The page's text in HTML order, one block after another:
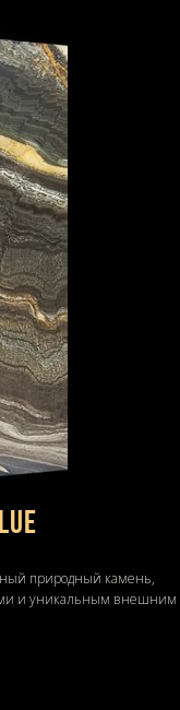
природный камень,
и уникальным внешним